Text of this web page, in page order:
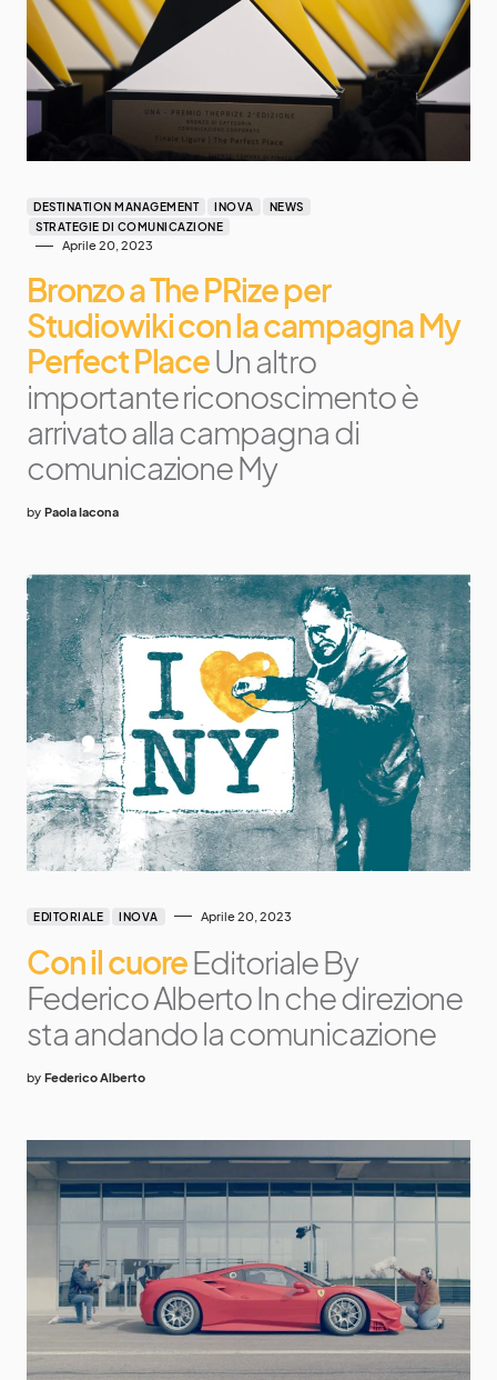
DESTINATION MANAGEMENT INOVA
NEWS
STRATEGIE DI COMUNICAZIONE
Aprile 20, 2023
Bronzo a The PRize per
Studiowiki con la campagna My
Perfect PlaceUn altro
importante riconoscimento è
arrivato alla campagna di
comunicazione My
by Paola Iacona
EDITORIALE INOVA Aprile 20, 2023
Con il cuoreEditoriale By
Federico Alberto In che direzione
sta andando la comunicazione
by Federico Alberto